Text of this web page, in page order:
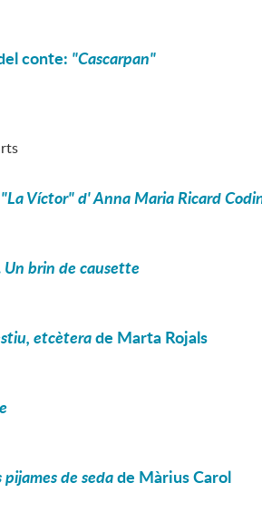
conte: "Cascarpan"
Víctor" d' Anna Maria Ricard
Un brin de causette
etcèterade Marta Rojals
pijames de sedade Màrius Carol